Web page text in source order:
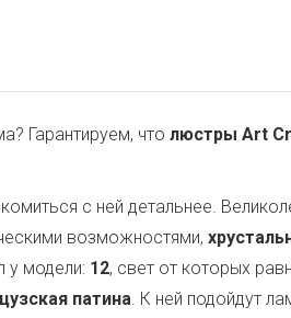
Гарантируем, что люстры Art
с ней детальнее.
возможностями,
у модели: 12, свет от которых
патина. К ней подойдут